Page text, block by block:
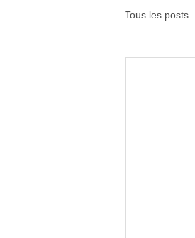
Tous les posts